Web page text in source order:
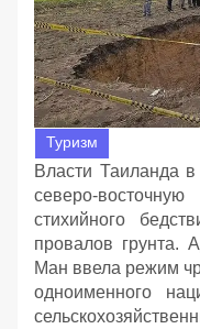
Туризм
Власти Таиланда
северо-
стихийного
провалов грунта.
Ман ввела режим
одноименного